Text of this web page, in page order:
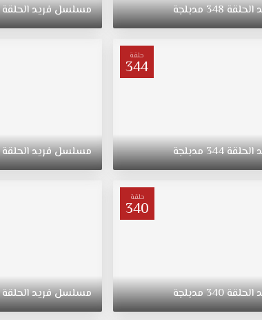
الحلقة348مدبلجة مسلسلفريدالحلقة
حلقة
344
الحلقة344مدبلجة مسلسلفريدالحلقة
حلقة
340
الحلقة340مدبلجة مسلسلفريدالحلقة